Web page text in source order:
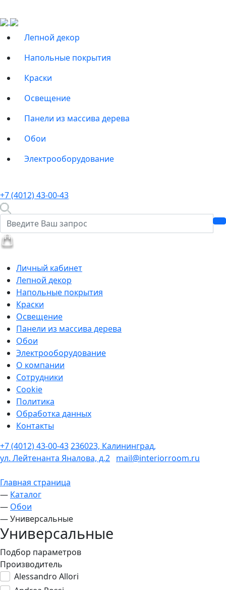
Лепной декор
Напольные покрытия
Краски
Освещение
Панели из массива дерева
Обои
Электрооборудование
+7 (4012) 43-00-43
Личный кабинет
Лепной декор
Напольные покрытия
Краски
Освещение
Панели из массива дерева
Обои
Электрооборудование
О компании
Сотрудники
Cookie
Политика
Обработка данных
Контакты
+7 (4012) 43-00-43236023, Калининград,
ул. Лейтенанта Яналова, д.2 mail@interiorroom.ru
Главная страница
— Каталог
— Обои
—Универсальные
Универсальные
Подбор параметров
Производитель
Alessandro Allori